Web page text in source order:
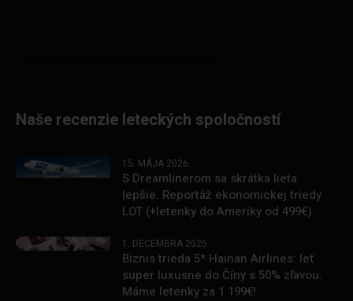
Naše recenzie leteckých spoločností
15. MÁJA 2026
S Dreamlinerom sa skrátka lieta
lepšie. Reportáž ekonomickej triedy
LOT (+letenky do Ameriky od 499€)
1. DECEMBRA 2025
Biznis trieda 5* Hainan Airlines: leť
super luxusne do Číny s 50% zľavou.
Máme letenky za 1 199€!